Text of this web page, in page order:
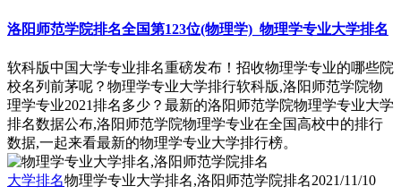
洛阳师范学院排名全国第123位(物理学)_物理学专业大学排名
软科版中国大学专业排名重磅发布！招收物理学专业的哪些院
校名列前茅呢？物理学专业大学排行软科版,洛阳师范学院物
理学专业2021排名多少？最新的洛阳师范学院物理学专业大学
排名数据公布,洛阳师范学院物理学专业在全国高校中的排行
数据,一起来看最新的物理学专业大学排行榜。
大学排名物理学专业大学排名,洛阳师范学院排名2021/11/10